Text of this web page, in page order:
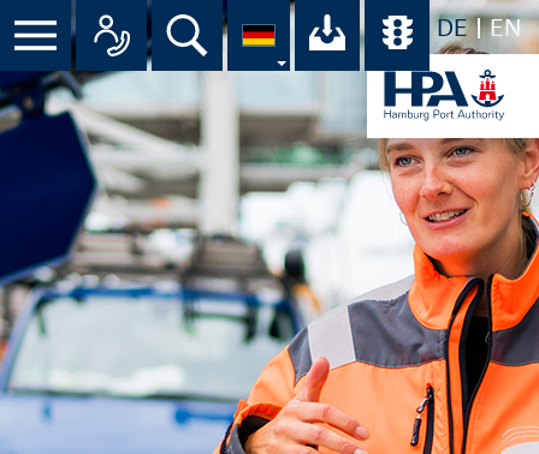
DE EN
Menü Alle Ansprechpartner im
Suche Ihr Download-